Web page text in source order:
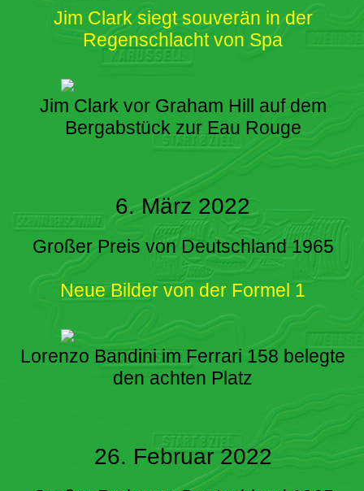
Jim Clark siegt souverän in der
Regenschlacht von Spa
Jim Clark vor Graham Hill auf dem
Bergabstück zur Eau Rouge
6. März 2022
Großer Preis von Deutschland 1965
Neue Bilder von der Formel 1
Lorenzo Bandini im Ferrari 158 belegte
den achten Platz
26. Februar 2022